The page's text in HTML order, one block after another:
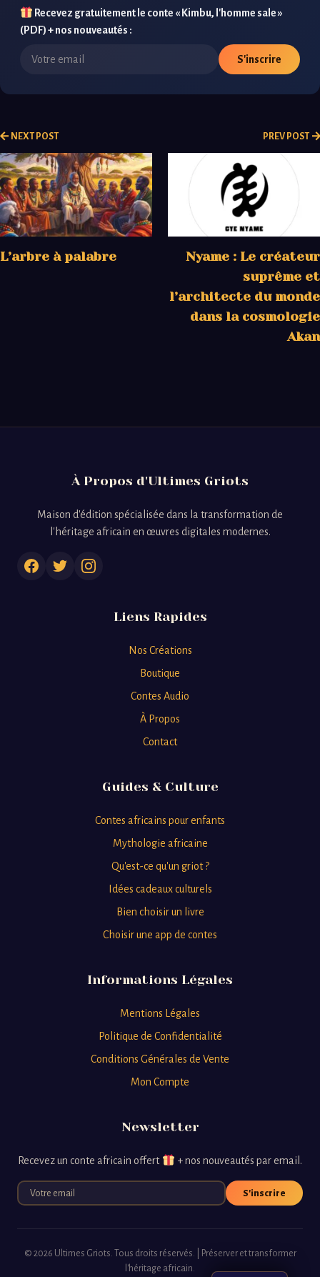
Recevez gratuitement le conte « Kimbu, l'homme sale »
(PDF) + nos nouveautés :
S'inscrire
NEXT POST
L’arbre à palabre
PREV POST
Nyame : Le créateur
suprême et
l’architecte du monde
dans la cosmologie
Akan
À Propos d'Ultimes Griots
Maison d'édition spécialisée dans la transformation de
l'héritage africain en œuvres digitales modernes.
Liens Rapides
Nos Créations
Boutique
Contes Audio
À Propos
Contact
Guides & Culture
Contes africains pour enfants
Mythologie africaine
Qu'est-ce qu'un griot ?
Idées cadeaux culturels
Bien choisir un livre
Choisir une app de contes
Informations Légales
Mentions Légales
Politique de Confidentialité
Conditions Générales de Vente
Mon Compte
Newsletter
Recevez un conte africain offert + nos nouveautés par email.
S'inscrire
© 2026 Ultimes Griots. Tous droits réservés. | Préserver et transformer
l'héritage africain.